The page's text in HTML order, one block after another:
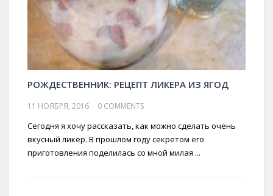
РОЖДЕСТВЕННИК: РЕЦЕПТ ЛИКЕРА ИЗ ЯГОД
11 НОЯБРЯ, 2016 0 COMMENTS
Сегодня я хочу рассказать, как можно сделать очень
вкусный ликёр. В прошлом году секретом его
приготовления поделилась со мной милая ...